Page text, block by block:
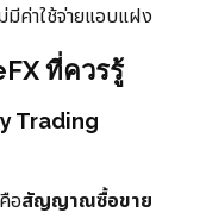
มีค่าใช้จ่ายแอบแฝง
ที่ควรรู้
Trading
อสัญญาณซื้อขาย